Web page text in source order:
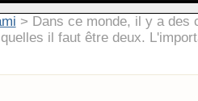
> Dans ce monde, il y a des
il faut être deux.